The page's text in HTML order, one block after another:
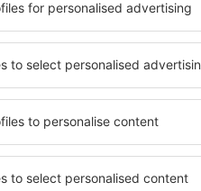
geschikt
maken van ruim,
van voorzieningen
dagen te verblijven
District Prahova zijn
en in minder
afhankelijk van uw
in District